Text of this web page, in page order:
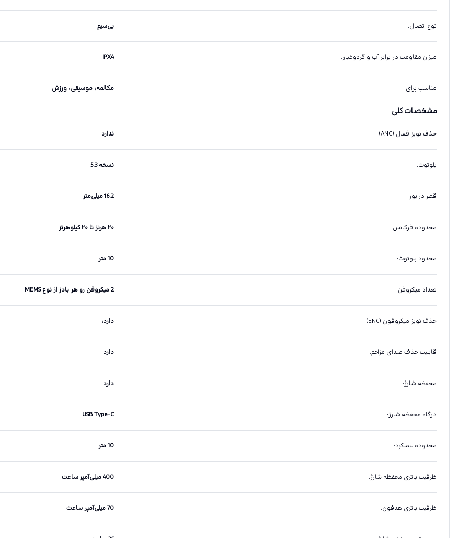
نوع اتصال: بی‌سیم
میزان مقاومت در برابر آب و گردوغبار:
IPX4
مناسب برای: مکالمه، موسیقی، ورزش
مشخصات کلی
حذف نویز فعال (ANC) : ندارد
بلوتوث: نسخه 5.3
قطر درایور: 16.2 میلی‌متر
محدوده فرکانس: ۲۰ هرتز تا ۲۰ کیلوهرتز
محدود بلوتوث: 10 متر
تعداد میکروفن: 2 میکروفن رو هر بادز از نوع MEMS
حذف نویز میکروفون (ENC) : دارد،
قابلیت حذف صدای مزاحم: دارد
محفظه شارژ: دارد
درگاه محفظه شارژ:
USB Type-C
محدوده عملکرد: 10 متر
ظرفیت باتری محفظه شارژ: 400 میلی‌آمپر ساعت
ظرفیت باتری هدفون: 70 میلی‌آمپر ساعت